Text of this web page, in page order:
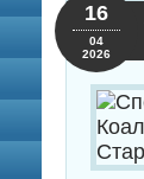
16
04
2026